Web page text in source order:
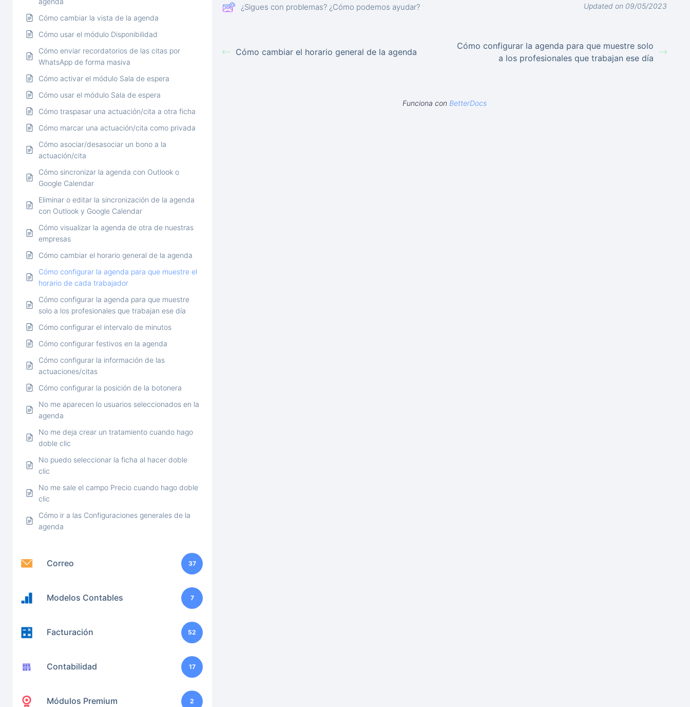
Cómo cambiar la vista de la agenda
Cómo usar el módulo Disponibilidad
Cómo enviar recordatorios de las citas por
WhatsApp de forma masiva
Cómo activar el módulo Sala de espera
Cómo usar el módulo Sala de espera
Cómo traspasar una actuación/cita a otra ficha
Cómo marcar una actuación/cita como privada
Cómo asociar/desasociar un bono a la
actuación/cita
Cómo sincronizar la agenda con Outlook o
Google Calendar
Eliminar o editar la sincronización de la agenda
con Outlook y Google Calendar
Cómo visualizar la agenda de otra de nuestras
empresas
Cómo cambiar el horario general de la agenda
Cómo configurar la agenda para que muestre el
horario de cada trabajador
Cómo configurar la agenda para que muestre
solo a los profesionales que trabajan ese día
Cómo configurar el intervalo de minutos
Cómo configurar festivos en la agenda
Cómo configurar la información de las
actuaciones/citas
Cómo configurar la posición de la botonera
No me aparecen lo usuarios seleccionados en la
agenda
No me deja crear un tratamiento cuando hago
doble clic
No puedo seleccionar la ficha al hacer doble
clic
No me sale el campo Precio cuando hago doble
clic
Cómo ir a las Configuraciones generales de la
agenda
Correo 37
Modelos Contables 7
Facturación 52
Contabilidad 17
Módulos Premium 2
¿Sigues con problemas? ¿Cómo podemos ayudar? Updated on 09/05/2023
Cómo cambiar el horario general de la agenda
Cómo configurar la agenda para que muestre solo
a los profesionales que trabajan ese día
Funciona con BetterDocs